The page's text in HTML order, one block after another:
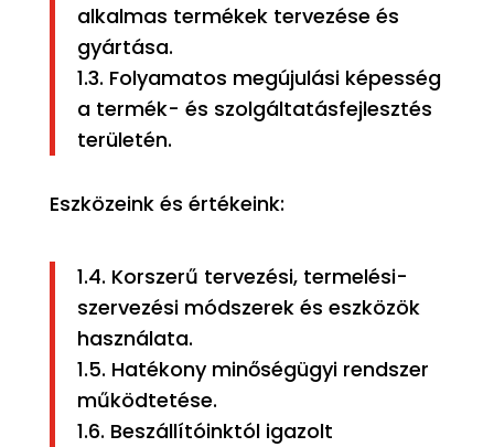
alkalmas termékek tervezése és
gyártása.
1.3. Folyamatos megújulási képesség
a termék- és szolgáltatásfejlesztés
területén.
Eszközeink és értékeink:
1.4. Korszerű tervezési, termelési-
szervezési módszerek és eszközök
használata.
1.5. Hatékony minőségügyi rendszer
működtetése.
1.6. Beszállítóinktól igazolt